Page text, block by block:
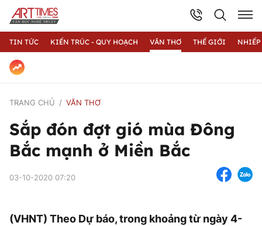
TIN TỨC KIẾN TRÚC - QUY HOẠCH VĂN THƠ THẾ GIỚI
TRANG CHỦ VĂN THƠ
Sắp đón đợt gió mùa Đông
Bắc mạnh ở Miền Bắc
03-10-2020 07:20
(VHNT) Theo Dự báo, trong khoảng từ ngày 4-